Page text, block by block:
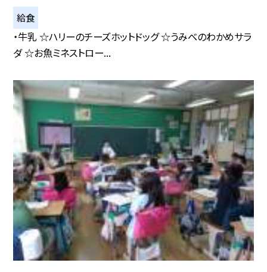
給食
・牛乳 ☆ハリーのチーズホットドッグ ☆うみべのわかめサラ
ダ ☆お魚ミネストロー...